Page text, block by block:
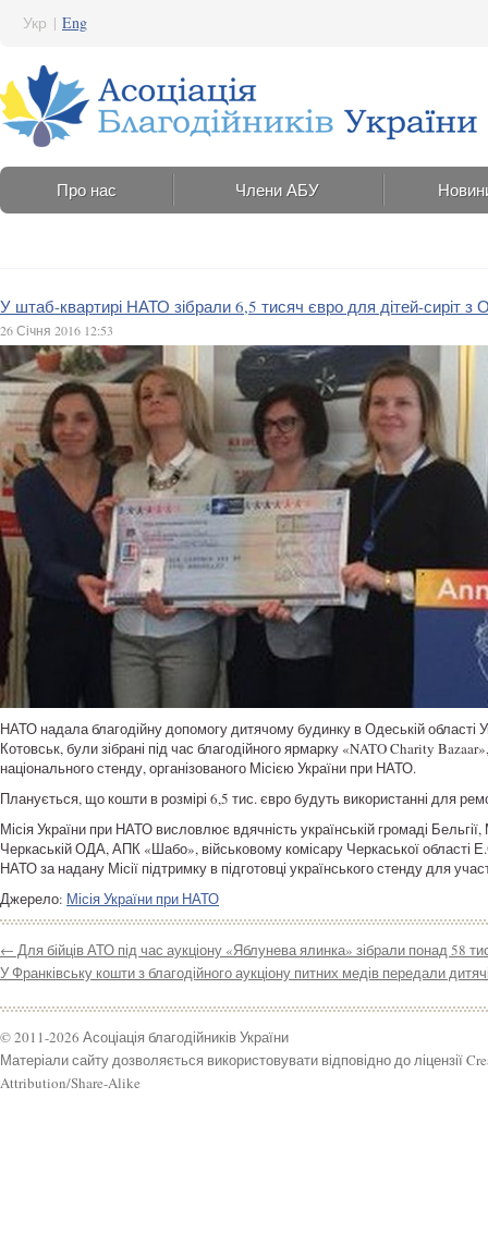
Укр | Eng
Про нас Члени АБУ
У штаб-квартирі НАТО зібрали 6,5 тисяч євро для дітей-сиріт з
26 Січня 2016 12:53
НАТО надала благодійну допомогу дитячому будинку в Одеській області
Котовськ, були зібрані під час благодійного ярмарку «NATO Charity
національного стенду, організованого Місією України при НАТО.
Планується, що кошти в розмірі 6,5 тис. євро будуть використанні для
Місія України при НАТО висловлює вдячність українській громаді
Черкаській ОДА, АПК «Шабо», військовому комісару Черкаської області
НАТО за надану Місії підтримку в підготовці українського стенду для
Джерело: Місія України при НАТО
← Для бійців АТО під час аукціону «Яблунева ялинка» зібрали понад 58
У Франківську кошти з благодійного аукціону питних медів передали
© 2011-2026 Асоціація благодійників України
Матеріали сайту дозволяється використовувати відповідно до ліцензії
Attribution/Share-Alike